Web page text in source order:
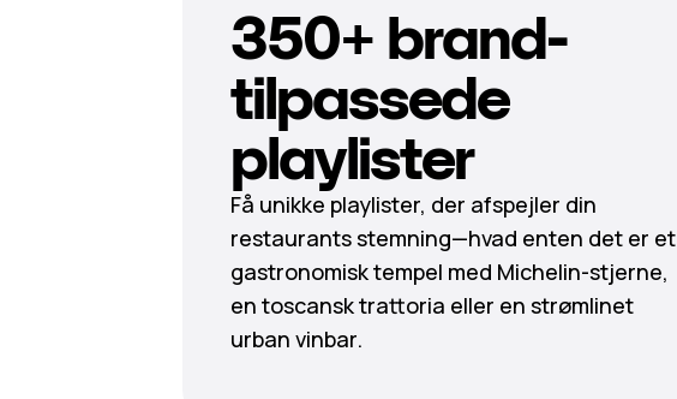
350+ brand-
tilpassede
playlister
Få unikke playlister, der afspejler din
restaurants stemning—hvad enten det er et
gastronomisk tempel med Michelin-stjerne,
en toscansk trattoria eller en strømlinet
urban vinbar.